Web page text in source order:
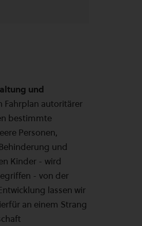
und
Fahrplan autoritärer
bestimmte
Personen,
und
Kinder - wird
- von der
lassen wir
an einem Strang